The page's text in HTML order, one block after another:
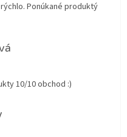
Ponúkané produktý
5 z 5 hviezdičiek.
10/10 obchod :)
5 z 5 hviezdičiek.